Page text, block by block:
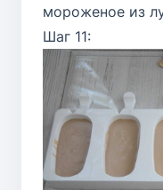
мороженое из
Шаг 11: